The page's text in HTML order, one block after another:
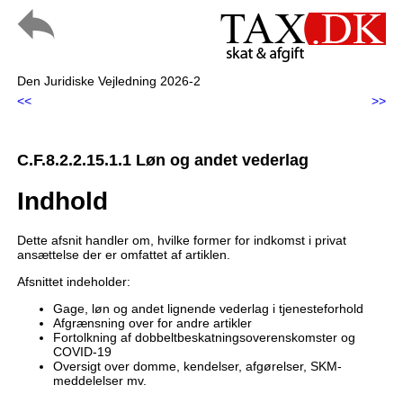
Den Juridiske Vejledning 2026-2
<<
>>
C.F.8.2.2.15.1.1 Løn og andet vederlag
Indhold
Dette afsnit handler om, hvilke former for indkomst i privat
ansættelse der er omfattet af artiklen.
Afsnittet indeholder:
Gage, løn og andet lignende vederlag i tjenesteforhold
Afgrænsning over for andre artikler
Fortolkning af dobbeltbeskatningsoverenskomster og
COVID-19
Oversigt over domme, kendelser, afgørelser, SKM-
meddelelser mv.